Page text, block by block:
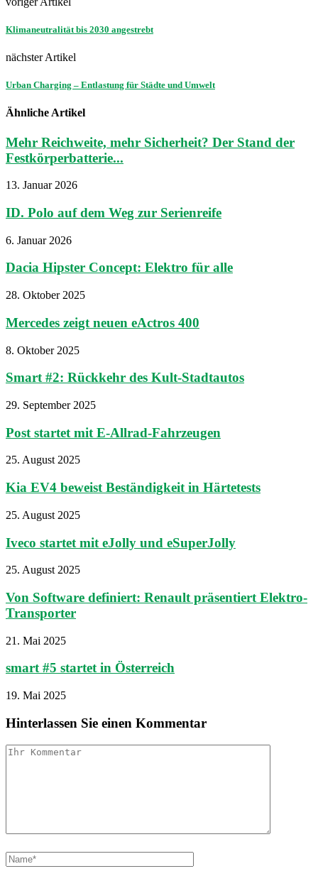
Klimaneutralität bis 2030 angestrebt
nächster Artikel
Urban Charging – Entlastung für Städte und Umwelt
Ähnliche Artikel
Mehr Reichweite, mehr Sicherheit? Der Stand der
Festkörperbatterie...
13. Januar 2026
ID. Polo auf dem Weg zur Serienreife
6. Januar 2026
Dacia Hipster Concept: Elektro für alle
28. Oktober 2025
Mercedes zeigt neuen eActros 400
8. Oktober 2025
Smart #2: Rückkehr des Kult-Stadtautos
29. September 2025
Post startet mit E-Allrad-Fahrzeugen
25. August 2025
Kia EV4 beweist Beständigkeit in Härtetests
25. August 2025
Iveco startet mit eJolly und eSuperJolly
25. August 2025
Von Software definiert: Renault präsentiert Elektro-
Transporter
21. Mai 2025
smart #5 startet in Österreich
19. Mai 2025
Hinterlassen Sie einen Kommentar